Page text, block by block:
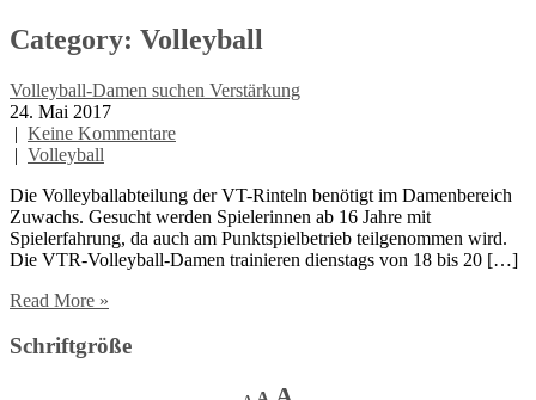
Category: Volleyball
Volleyball-Damen suchen Verstärkung
24. Mai 2017
| Keine Kommentare
| Volleyball
Die Volleyballabteilung der VT-Rinteln benötigt im Damenbereich
Zuwachs. Gesucht werden Spielerinnen ab 16 Jahre mit
Spielerfahrung, da auch am Punktspielbetrieb teilgenommen wird.
Die VTR-Volleyball-Damen trainieren dienstags von 18 bis 20 […]
Read More »
Schriftgröße
Decrease
Reset